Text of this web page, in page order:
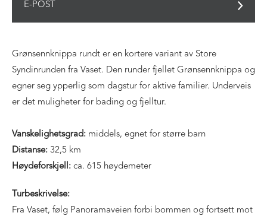
E-POST
Grønsennknippa rundt er en kortere variant av Store
Syndinrunden fra Vaset. Den runder fjellet Grønsennknippa og
egner seg ypperlig som dagstur for aktive familier. Underveis
er det muligheter for bading og fjelltur.
Vanskelighetsgrad: middels, egnet for større barn
Distanse: 32,5 km
Høydeforskjell: ca. 615 høydemeter
Turbeskrivelse:
Fra Vaset, følg Panoramaveien forbi bommen og fortsett mot